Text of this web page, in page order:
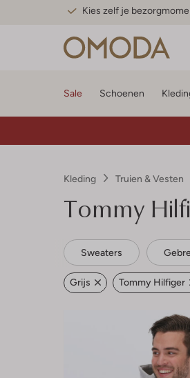
Kies zelf je
Sale Schoenen
Kleding Truien & Vesten
Tommy
Sweaters
Grijs Tommy Hilfiger